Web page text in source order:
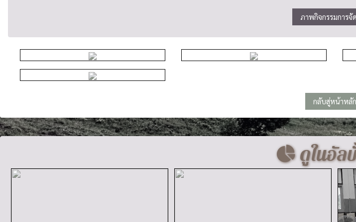
ภาพกิจกรรมการจั
กลับสู่หน้าหลัก
ดูในอัล